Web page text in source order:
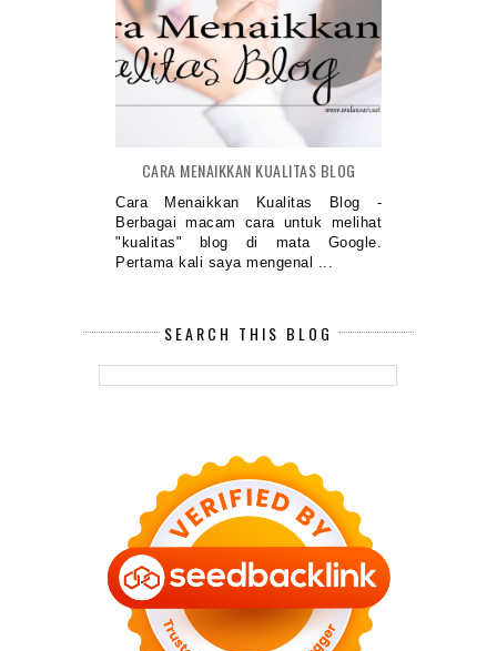
CARA MENAIKKAN KUALITAS BLOG
Cara Menaikkan Kualitas Blog -
Berbagai macam cara untuk melihat
"kualitas" blog di mata Google.
Pertama kali saya mengenal ...
SEARCH THIS BLOG